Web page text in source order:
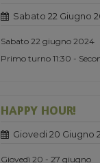
Sabato 22 Giugno
Sabato 22 giugno 2024
Primo turno 11:30 -
HAPPY HOUR!
Giovedi 20 Giugno
Giovedì 20 - 27 giugno